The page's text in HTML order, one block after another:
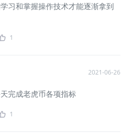
习和掌握操作技术才能逐渐拿到
1
2021-06-26
完成老虎币各项指标
1